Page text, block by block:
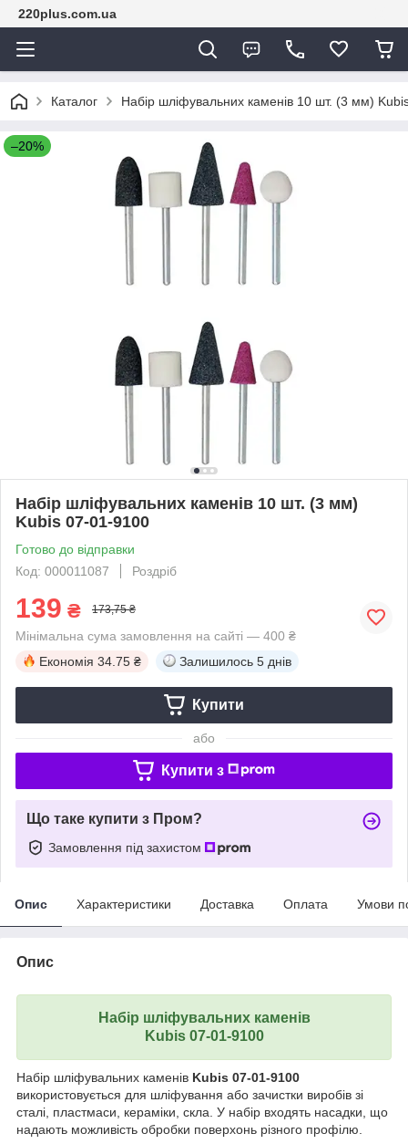
220plus.com.ua
Каталог Набір шліфувальних каменів 10 шт. (3 мм)
–20%
Набір шліфувальних каменів 10 шт. (3 мм)
Kubis 07-01-9100
Готово до відправки
Код: 000011087
Роздріб
139 ₴ 173,75 ₴
Мінімальна сума замовлення на сайті — 400 ₴
Економія 34.75 ₴ Залишилось 5 днів
Купити
або
Купити з
Що таке купити з Пром?
Замовлення під захистом
Опис Характеристики Доставка Оплата Умови
Опис
Набір шліфувальних каменів
Kubis 07-01-9100
Набір шліфувальних каменів Kubis 07-01-9100
використовується для шліфування або зачистки виробів зі
сталі, пластмаси, кераміки, скла. У набір входять насадки, що
надають можливість обробки поверхонь різного профілю.